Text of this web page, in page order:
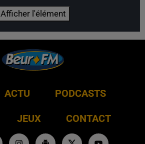
Afficher l'élément
ACTU PODCASTS
JEUX CONTACT